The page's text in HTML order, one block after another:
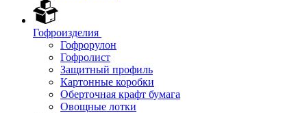
Гофроизделия
Гофрорулон
Гофролист
Защитный профиль
Картонные коробки
Оберточная крафт бумага
Овощные лотки